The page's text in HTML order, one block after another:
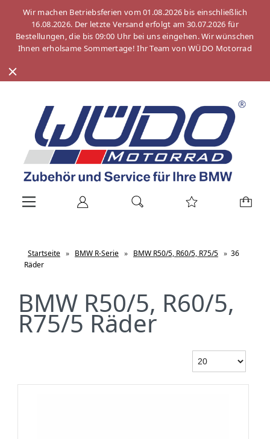
Wir machen Betriebsferien vom 01.08.2026 bis einschließlich
16.08.2026. Der letzte Versand erfolgt am 30.07.2026 für
Bestellungen, die bis 09:00 Uhr bei uns eingehen. Wir wünschen
Ihnen erholsame Sommertage! Ihr Team von WÜDO Motorrad
Startseite » BMW R-Serie » BMW R50/5, R60/5, R75/5 » 36
Räder
BMW R50/5, R60/5,
R75/5 Räder